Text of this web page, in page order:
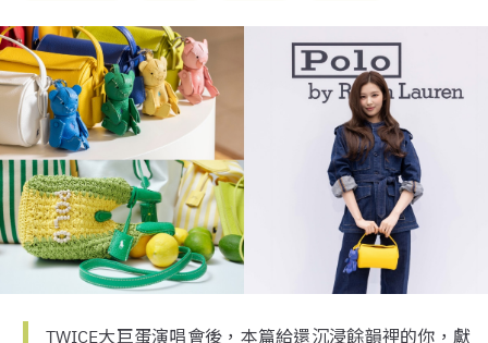
TWICE大巨蛋演唱會後，本篇給還沉浸餘韻裡的你，獻